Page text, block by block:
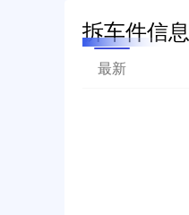
拆车件信息
最新